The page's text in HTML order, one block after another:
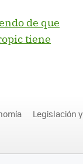
de que
tiene
Legislación